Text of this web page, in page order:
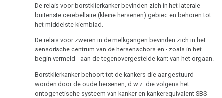
De relais voor borstklierkanker bevinden zich in het laterale
buitenste cerebellaire (kleine hersenen) gebied en behoren tot
het middelste kiemblad.
De relais voor zweren in de melkgangen bevinden zich in het
sensorische centrum van de hersenschors en - zoals in het
begin vermeld - aan de tegenovergestelde kant van het orgaan.
Borstklierkanker behoort tot de kankers die aangestuurd
worden door de oude hersenen, d.w.z. die volgens het
ontogenetische systeem van kanker en kankerequivalent SBS